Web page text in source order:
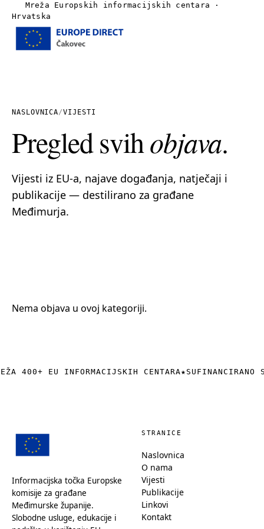
Mreža Europskih informacijskih centara ·
Hrvatska
Vijesti
Linkovi
NASLOVNICA/VIJESTI
Pregled svihobjava.
Vijesti iz EU-a, najave događanja, natječaji i
publikacije — destilirano za građane
Međimurja.
Nema objava u ovoj kategoriji.
400+ EU INFORMACIJSKIH CENTARA★ SUFINANCIRANO
Informacijska točka Europske
komisije za građane
Međimurske županije.
Slobodne usluge, edukacije i
STRANICE
Naslovnica
O nama
Vijesti
Publikacije
Linkovi
Kontakt